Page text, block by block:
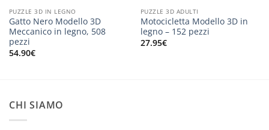
PUZZLE 3D IN LEGNO
Gatto Nero Modello 3D
Meccanico in legno, 508
pezzi
54.90€
PUZZLE 3D ADULTI
Motocicletta Modello 3D in
legno – 152 pezzi
27.95€
CHI SIAMO